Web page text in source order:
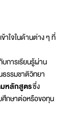
าใจในด้านต่าง ๆ ที่
การเรียนรู้ผ่าน
ธรรมชาติวิทยา
มหลักสูตรซึ่ง
ศึกษาต่อหรือขอทุน